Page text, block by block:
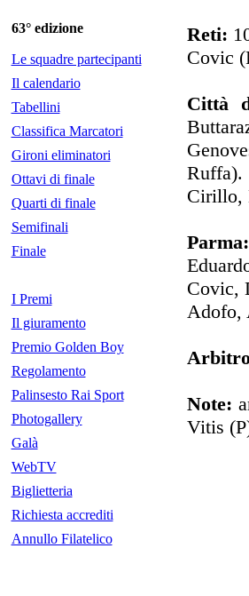
63° edizione
Le squadre partecipanti
Il calendario
Tabellini
Classifica Marcatori
Gironi eliminatori
Ottavi di finale
Quarti di finale
Semifinali
Finale
I Premi
Il giuramento
Premio Golden Boy
Regolamento
Palinsesto Rai Sport
Photogallery
Galà
WebTV
Biglietteria
Richiesta accrediti
Annullo Filatelico
Reti:
Covic
Città
Cirillo,
Parma:
Covic,
Adofo,
Note:
Vitis